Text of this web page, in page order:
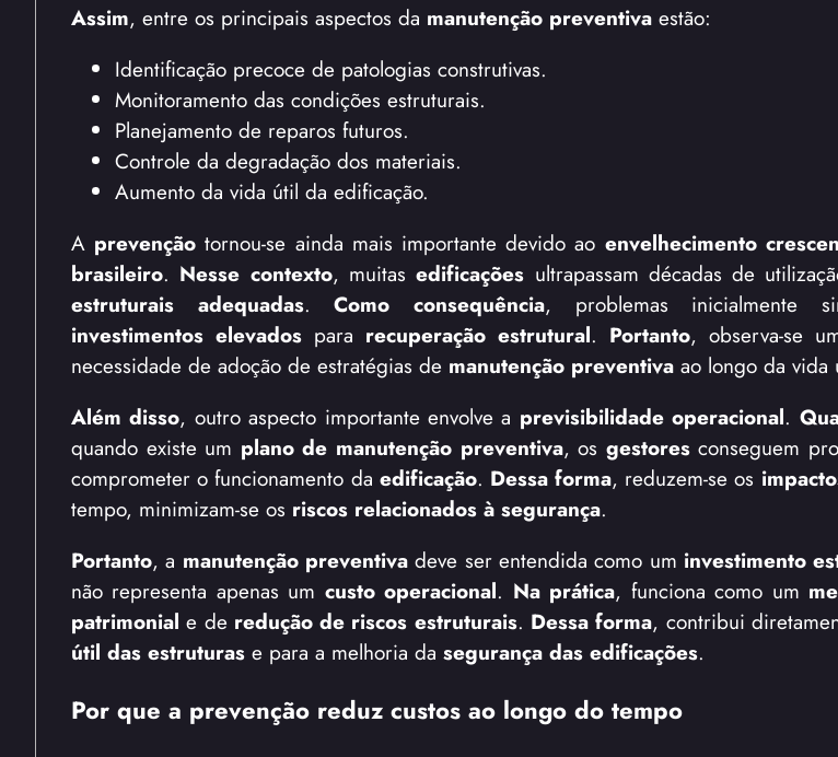
Assim, entre os principais aspectos da manutenção preventiva estão:
Identificação precoce de patologias construtivas.
Monitoramento das condições estruturais.
Planejamento de reparos futuros.
Controle da degradação dos materiais.
Aumento da vida útil da edificação.
A prevenção tornou-se ainda mais importante devido ao envelhecimento
brasileiro. Nesse contexto, muitasedificações ultrapassam décadas de
estruturais adequadas.Como consequência, problemas inicialmente
investimentos elevados para recuperação estrutural. Portanto, observa-se
necessidade de adoção de estratégias de manutenção preventiva ao longo da vida
Além disso, outro aspecto importante envolve a previsibilidade operacional.
quando existe um plano de manutenção preventiva, os gestoresconseguem
comprometer o funcionamento da edificação. Dessa forma, reduzem-se os
tempo, minimizam-se os riscos relacionados à segurança.
Portanto, a manutenção preventiva deve ser entendida como um investimento
não representa apenas um custo operacional. Na prática, funciona como um
patrimonial e de redução de riscos estruturais. Dessa forma, contribui
útil das estruturas e para a melhoria da segurança das edificações.
Por que a prevenção reduz custos ao longo do tempo